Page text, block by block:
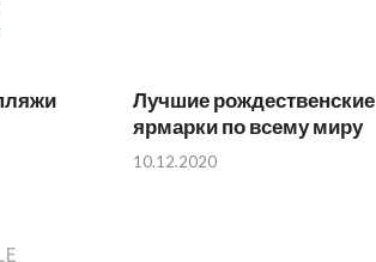
Лучшие рождественские
ярмарки по всему миру
10.12.2020